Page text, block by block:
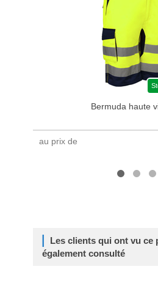
Bermuda haute
au prix de
Les clients qui ont vu ce
également consulté